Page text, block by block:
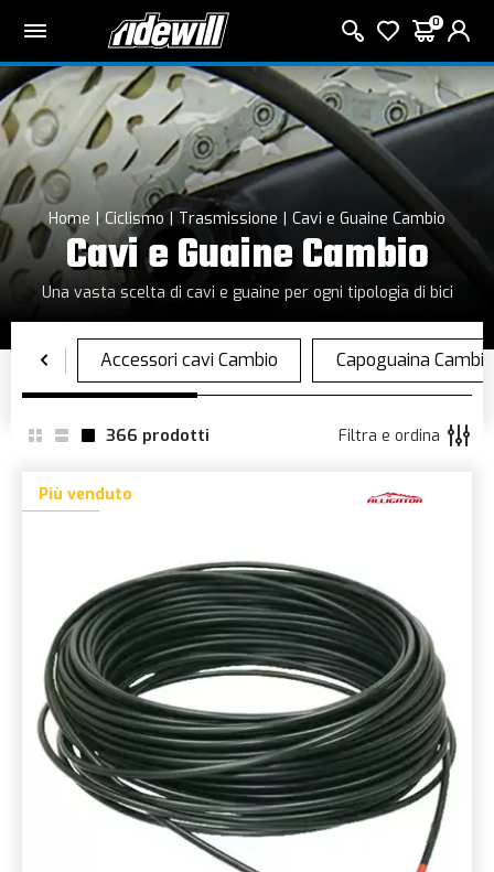
0
Home Ciclismo Trasmissione Cavi e Guaine Cambio
Cavi e Guaine Cambio
Una vasta scelta di cavi e guaine per ogni tipologia di bici
366 prodotti Filtra e ordina
Più venduto